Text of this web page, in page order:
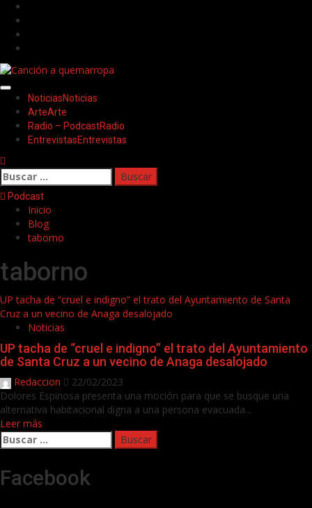
Saltar
contenido
Menú
principal
NoticiasNoticias
ArteArte
Radio – PodcastRadio
EntrevistasEntrevistas
Buscar:
Podcast
Inicio
Blog
taborno
taborno
UP tacha de “cruel e indigno” el trato del Ayuntamiento de Santa
Cruz a un vecino de Anaga desalojado
Noticias
UP tacha de “cruel e indigno” el trato del Ayuntamiento
de Santa Cruz a un vecino de Anaga desalojado
Redaccion
22/02/2023
Dolores Espinosa presenta una moción para que se busque una
alternativa habitacional digna a una persona evacuada...
Leer más
Buscar:
Facebook